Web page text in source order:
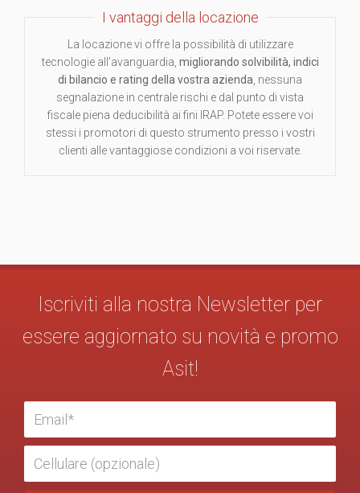
I vantaggi della locazione
La locazione vi offre la possibilità di utilizzare
tecnologie all’avanguardia, migliorando solvibilità, indici
di bilancio e rating della vostra azienda , nessuna
segnalazione in centrale rischi e dal punto di vista
fiscale piena deducibilità ai fini IRAP. Potete essere voi
stessi i promotori di questo strumento presso i vostri
clienti alle vantaggiose condizioni a voi riservate.
Iscriviti alla nostra Newsletter per
essere aggiornato su novità e promo
Asit!